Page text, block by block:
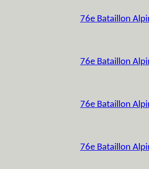
76e Bataillon
76e Bataillon
76e Bataillon
76e Bataillon